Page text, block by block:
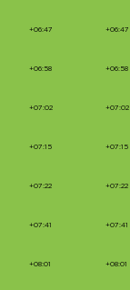
+06:47 +06:47
+06:58 +06:58
+07:02 +07:02
+07:15 +07:15
+07:22 +07:22
+07:41 +07:41
+08:01 +08:01